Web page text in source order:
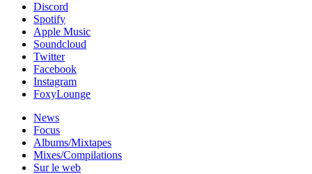
Discord
Spotify
Apple Music
Soundcloud
Twitter
Facebook
Instagram
FoxyLounge
News
Focus
Albums/Mixtapes
Mixes/Compilations
Sur le web